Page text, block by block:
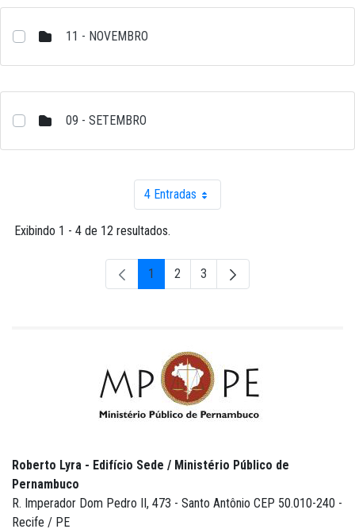
11 - NOVEMBRO
09 - SETEMBRO
4 EntradasPor página
Exibindo 1 - 4 de 12 resultados.
Página
1 Página
2 Página
3
Roberto Lyra - Edifício Sede / Ministério Público de
Pernambuco
R. Imperador Dom Pedro II, 473 - Santo Antônio CEP 50.010-240 -
Recife / PE